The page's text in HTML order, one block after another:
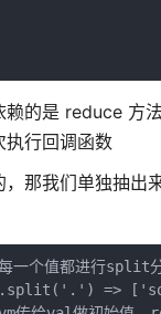
赖的是 reduce 方
执行回调函数
，那我们单独抽出
一个值都进行split
=>